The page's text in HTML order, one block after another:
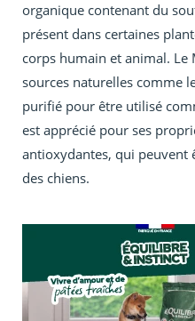
organique contenant du
présent dans certaines
corps humain et animal. Le
sources naturelles comme
purifié pour être utilisé
est apprécié pour ses
antioxydantes, qui peuvent
des chiens.